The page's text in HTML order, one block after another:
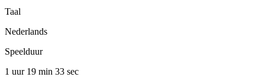
Taal
Nederlands
Speelduur
1 uur 19 min 33 sec